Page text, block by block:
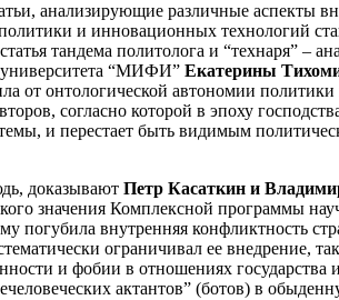
анализирующие различные аспекты
и инновационных технологий
тандема политолога и “технаря” –
университета “МИФИ” Екатерины
от онтологической автономии
согласно которой в эпоху
и перестает быть видимым
доказывают Петр Касаткин и
значения Комплексной программы
внутренняя конфликтность
ограничивал ее внедрение,
и фобии в отношениях
актантов” (ботов) в